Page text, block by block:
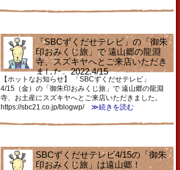
「SBCずくだせテレビ」の「御朱
印おみくじ旅」で 遠山郷の龍淵
寺、スズキヤへとご来店いただき
ました。2022.4/15
【ホットなお知らせ】 「SBCずくだせテレビ」
4/15（金）の「御朱印おみくじ旅」で 遠山郷の龍淵
寺、お土産にスズキヤへとご来店いただきました。
https://sbc21.co.jp/blogwp/≫続きを読む
SBCずくだせテレビ4/15の「御朱
印おみくじ旅」は遠山郷！